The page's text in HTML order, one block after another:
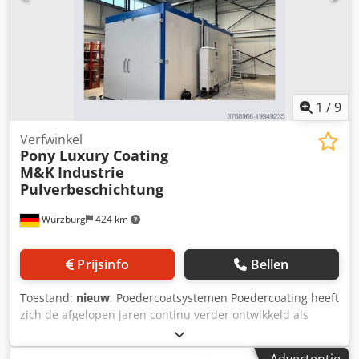
Dkedpfxsw Stp Ie Agyer
1 /9
Würzburg 424 km
Verfwinkel
Pony Luxury Coating
M&K Industrie
Pulverbeschichtung
Prijsinfo Bellen
Toestand: nieuw, Poedercoatsystemen Poedercoating heeft
zich de afgelopen jaren continu verder ontwikkeld als
alternatief voor natlakken en wint tegenwoordig steeds
meer aan belang vanwege de lagere milieubelasting door